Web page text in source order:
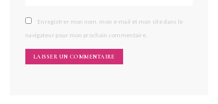
Enregistrer mon nom, mon e-mail et mon site dans le
navigateur pour mon prochain commentaire.